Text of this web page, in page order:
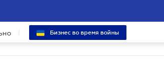
Бизнес во время войны